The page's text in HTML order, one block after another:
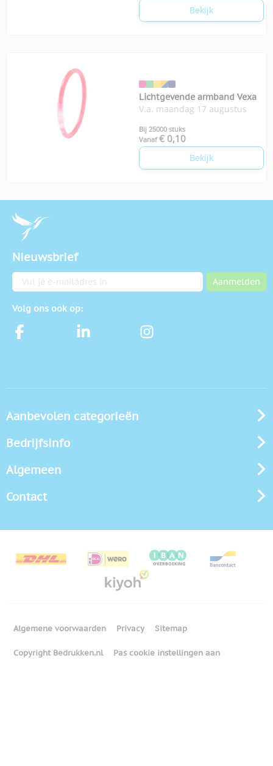
Bekijk
Lichtgevende armband Vexa
V.a. maandag 17 augustus
Bij 25000 stuks
Vanaf € 0,10
Bekijk
Nieuwsbrief
E-mailadres Aanmelden
Volg ons ook op:
Aanbevolen categorieën
Bedrijfsinfo
Algemeen
Contact
Algemene voorwaarden Privacy Sitemap
Copyright Bedrukken.nl Pas cookie instellingen aan